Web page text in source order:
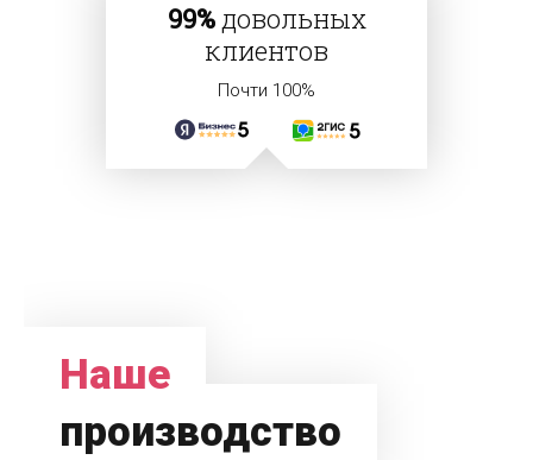
99%довольных
клиентов
Почти 100%
Наше
производство